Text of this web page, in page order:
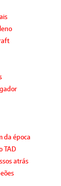
da época
TAD
atrás